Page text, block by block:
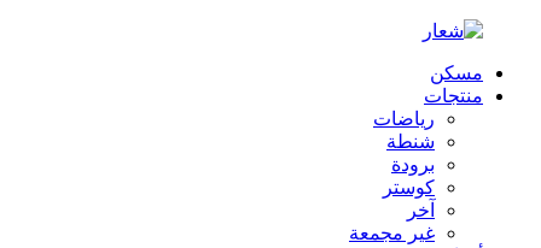
مسكن
منتجات
رياضات
شنطة
برودة
كوستر
آخر
غير مجمعة